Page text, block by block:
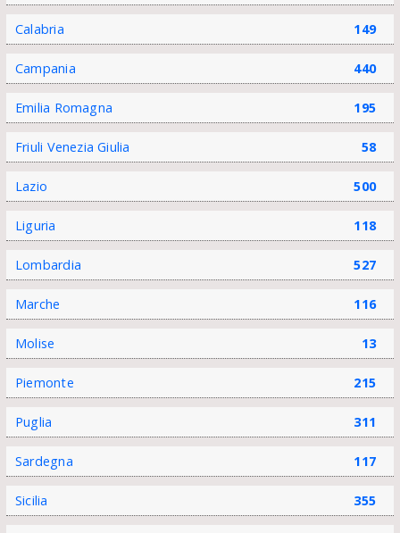
Calabria 149
Campania 440
Emilia Romagna 195
Friuli Venezia Giulia 58
Lazio 500
Liguria 118
Lombardia 527
Marche 116
Molise 13
Piemonte 215
Puglia 311
Sardegna 117
Sicilia 355